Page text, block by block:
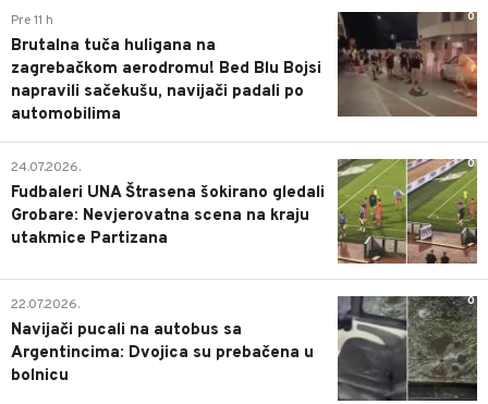
0
Pre 11 h
Brutalna tuča huligana na
zagrebačkom aerodromu! Bed Blu Bojsi
napravili sačekušu, navijači padali po
automobilima
0
24.07.2026.
Fudbaleri UNA Štrasena šokirano gledali
Grobare: Nevjerovatna scena na kraju
utakmice Partizana
0
22.07.2026.
Navijači pucali na autobus sa
Argentincima: Dvojica su prebačena u
bolnicu